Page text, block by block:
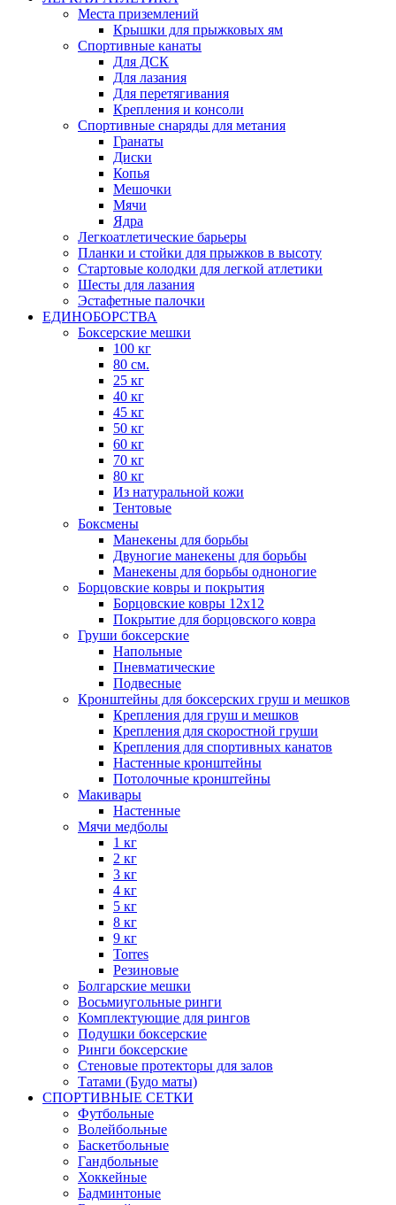
Места приземлений
Крышки для прыжковых ям
Спортивные канаты
Для ДСК
Для лазания
Для перетягивания
Крепления и консоли
Спортивные снаряды для метания
Гранаты
Диски
Копья
Мешочки
Мячи
Ядра
Легкоатлетические барьеры
Планки и стойки для прыжков в высоту
Стартовые колодки для легкой атлетики
Шесты для лазания
Эстафетные палочки
ЕДИНОБОРСТВА
Боксерские мешки
100 кг
80 см.
25 кг
40 кг
45 кг
50 кг
60 кг
70 кг
80 кг
Из натуральной кожи
Тентовые
Боксмены
Манекены для борьбы
Двуногие манекены для борьбы
Манекены для борьбы одноногие
Борцовские ковры и покрытия
Борцовские ковры 12х12
Покрытие для борцовского ковра
Груши боксерские
Напольные
Пневматические
Подвесные
Кронштейны для боксерских груш и мешков
Крепления для груш и мешков
Крепления для скоростной груши
Крепления для спортивных канатов
Настенные кронштейны
Потолочные кронштейны
Макивары
Настенные
Мячи медболы
1 кг
2 кг
3 кг
4 кг
5 кг
8 кг
9 кг
Torres
Резиновые
Болгарские мешки
Восьмиугольные ринги
Комплектующие для рингов
Подушки боксерские
Ринги боксерские
Стеновые протекторы для залов
Татами (Будо маты)
СПОРТИВНЫЕ СЕТКИ
Футбольные
Волейбольные
Баскетбольные
Гандбольные
Хоккейные
Бадминтоные